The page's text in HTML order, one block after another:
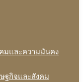
มและความมันคง
ฐกิจและสังคม